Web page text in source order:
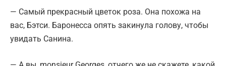
— Самый прекрасный цветок роза. Она похожа на
вас, Бэтси. Баронесса опять закинула голову, чтобы
увидать Санина.